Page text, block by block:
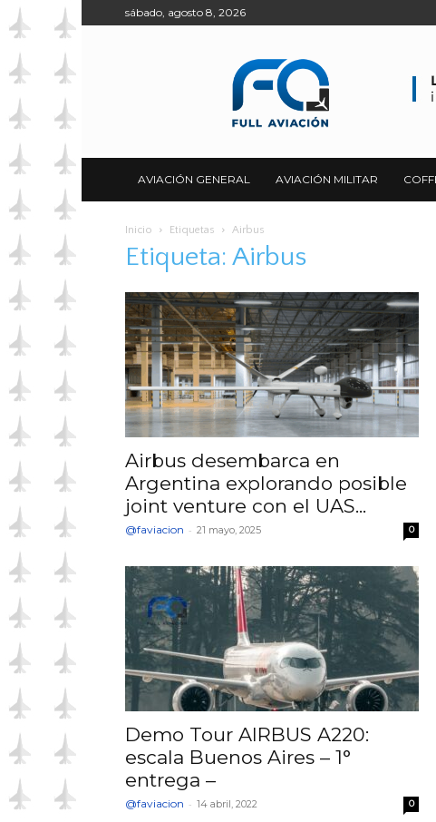
sábado, agosto 8, 2026
AVIACIÓN GENERAL AVIACIÓN MILITAR
Inicio Etiquetas Airbus
Etiqueta: Airbus
Airbus desembarca en
Argentina explorando posible
joint venture con el UAS...
@faviacion - 21 mayo, 2025 0
Demo Tour AIRBUS A220:
escala Buenos Aires – 1°
entrega –
@faviacion - 14 abril, 2022 0